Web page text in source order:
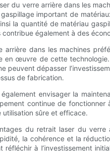
du verre arrière dans les
important de
la quantité de matériau
également à des
dans les machines
œuvre de cette technologie.
peuvent dépasser
de fabrication.
envisager la
continue de
sûre et efficace.
du retrait laser du
la cohérence et la
réfléchir à l’investissement